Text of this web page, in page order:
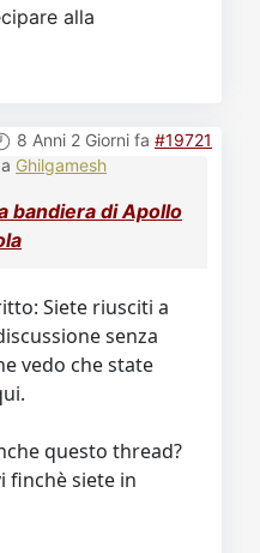
alla
8 Anni 2 Giorni fa #19721
Ghilgamesh
bandiera di Apollo
Siete riusciti a
senza
vedo che state
questo thread?
finchè siete in